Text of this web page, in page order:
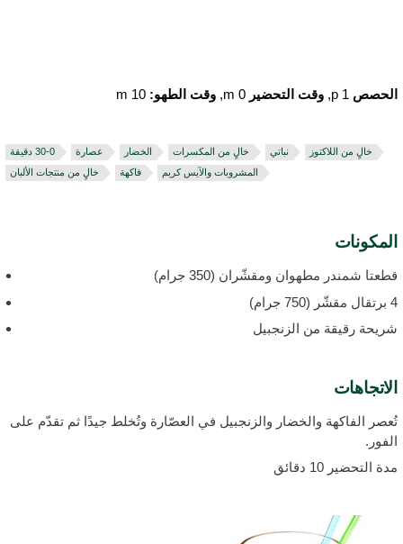
1 p, وقت التحضير 0 m, وقت الطهو: 10 m
عصارة الخضار خالٍ من المكسرات نباتي
خالٍ من اللاكتوز
خالٍ من منتجات الألبان
فاكهة المشروبات والآيس كريم
شمندر مطهوان ومقشّران (350 جرام)
رقيقة من الزنجبيل
الفاكهة والخضار والزنجبيل في العصّارة وتُخلط جيدًا ثم تقدّم على
التحضير 10 دقائق